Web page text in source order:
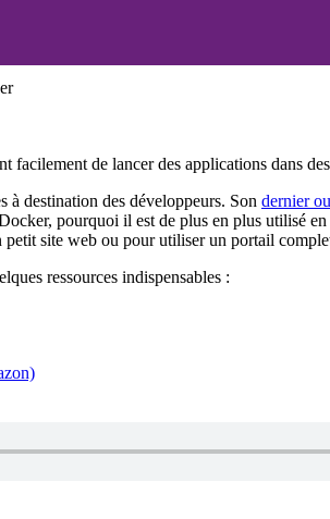
facilement de lancer des applications dans
à destination des développeurs. Son dernier
pourquoi il est de plus en plus utilisé
site web ou pour utiliser un portail
ressources indispensables :